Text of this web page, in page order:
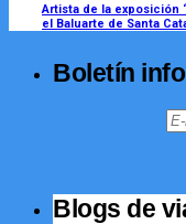
Artista de la exposición
el Baluarte de Santa
Boletín
Blogs de